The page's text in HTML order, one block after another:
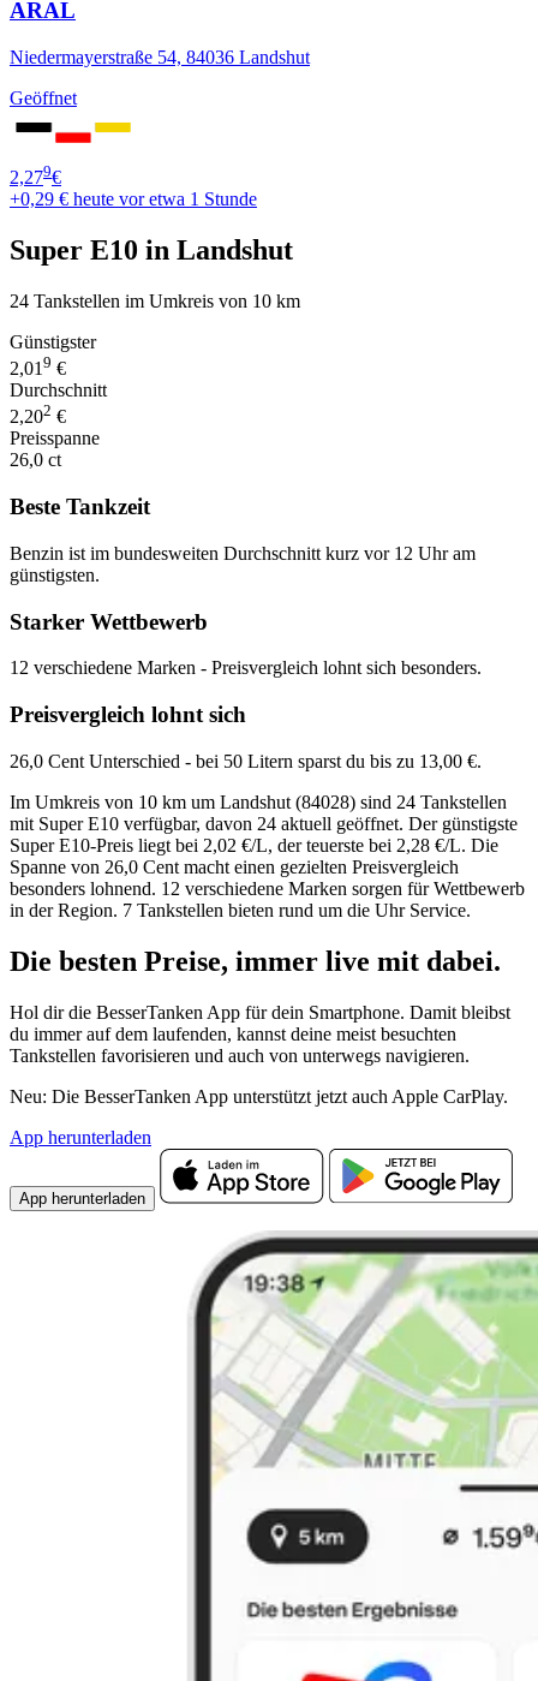
ARAL
Niedermayerstraße 54, 84036 Landshut
Geöffnet
2,279€
+0,29 € heute vor etwa 1 Stunde
Super E10 in Landshut
24 Tankstellen im Umkreis von 10 km
Günstigster
2,01 9 €
Durchschnitt
2,202 €
Preisspanne
26,0 ct
Beste Tankzeit
Benzin ist im bundesweiten Durchschnitt kurz vor 12 Uhr am
günstigsten.
Starker Wettbewerb
12 verschiedene Marken - Preisvergleich lohnt sich besonders.
Preisvergleich lohnt sich
26,0 Cent Unterschied - bei 50 Litern sparst du bis zu 13,00 €.
Im Umkreis von 10 km um Landshut (84028) sind 24 Tankstellen
mit Super E10 verfügbar, davon 24 aktuell geöffnet. Der günstigste
Super E10-Preis liegt bei 2,02 €/L, der teuerste bei 2,28 €/L. Die
Spanne von 26,0 Cent macht einen gezielten Preisvergleich
besonders lohnend. 12 verschiedene Marken sorgen für Wettbewerb
in der Region. 7 Tankstellen bieten rund um die Uhr Service.
Die besten Preise, immer live mit dabei.
Hol dir die BesserTanken App für dein Smartphone. Damit bleibst
du immer auf dem laufenden, kannst deine meist besuchten
Tankstellen favorisieren und auch von unterwegs navigieren.
Neu: Die BesserTanken App unterstützt jetzt auch Apple CarPlay.
App herunterladen
App herunterladen